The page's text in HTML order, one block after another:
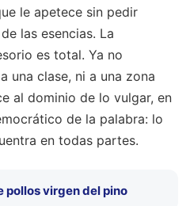
le apetece sin pedir
las esencias. La
es total. Ya no
una clase, ni a una zona
al dominio de lo vulgar, en
de la palabra: lo
en todas partes.
pollos virgen del pino